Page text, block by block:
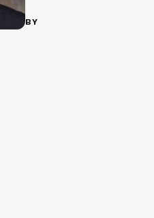
luas di Indonesia,
BY